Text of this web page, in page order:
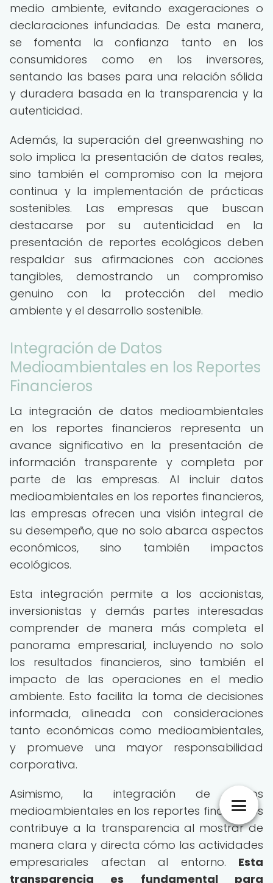
medio ambiente, evitando exageraciones o
declaraciones infundadas. De esta manera,
se fomenta la confianza tanto en los
consumidores como en los inversores,
sentando las bases para una relación sólida
y duradera basada en la transparencia y la
autenticidad.
Además, la superación del greenwashing no
solo implica la presentación de datos reales,
sino también el compromiso con la mejora
continua y la implementación de prácticas
sostenibles. Las empresas que buscan
destacarse por su autenticidad en la
presentación de reportes ecológicos deben
respaldar sus afirmaciones con acciones
tangibles, demostrando un compromiso
genuino con la protección del medio
ambiente y el desarrollo sostenible.
Integración de Datos
Medioambientales en los Reportes
Financieros
La integración de datos medioambientales
en los reportes financieros representa un
avance significativo en la presentación de
información transparente y completa por
parte de las empresas. Al incluir datos
medioambientales en los reportes financieros,
las empresas ofrecen una visión integral de
su desempeño, que no solo abarca aspectos
económicos, sino también impactos
ecológicos.
Esta integración permite a los accionistas,
inversionistas y demás partes interesadas
comprender de manera más completa el
panorama empresarial, incluyendo no solo
los resultados financieros, sino también el
impacto de las operaciones en el medio
ambiente. Esto facilita la toma de decisiones
informada, alineada con consideraciones
tanto económicas como medioambientales,
y promueve una mayor responsabilidad
corporativa.
Asimismo, la integración de datos
medioambientales en los reportes financieros
contribuye a la transparencia al mostrar de
manera clara y directa cómo las actividades
empresariales afectan al entorno. Esta
transparencia es fundamental para